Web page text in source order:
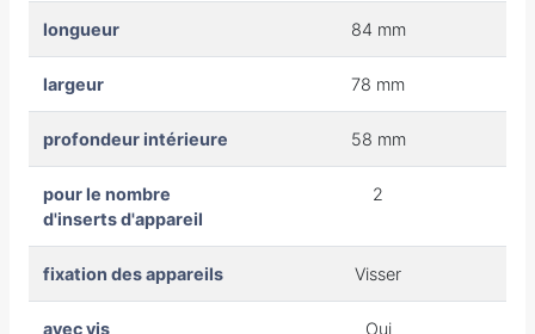
longueur 84 mm
largeur 78 mm
profondeur intérieure 58 mm
pour le nombre
d'inserts d'appareil
2
fixation des appareils Visser
avec vis Oui